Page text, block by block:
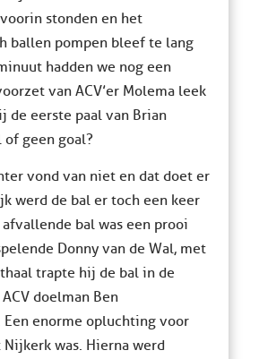
stonden en het
ballen pompen bleef te lang
hadden we nog een
van ACV’er Molema leek
de eerste paal van Brian
geen goal?
vond van niet en dat doet er
werd de bal er toch een keer
bal was een prooi
Donny van de Wal, met
trapte hij de bal in de
doelman Ben
Een enorme opluchting voor
was. Hierna werd